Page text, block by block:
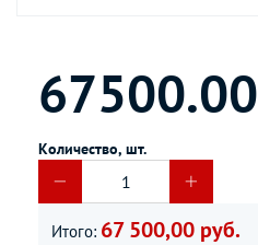
67500.00
Количество, шт.
Итого: 67 500,00 руб.